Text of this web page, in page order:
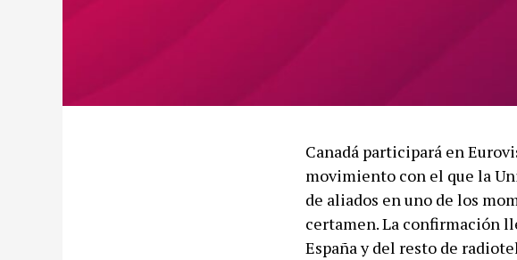
Canadá participará en
movimiento con el que la
de aliados en uno de los
certamen. La confirmación
España y del resto de